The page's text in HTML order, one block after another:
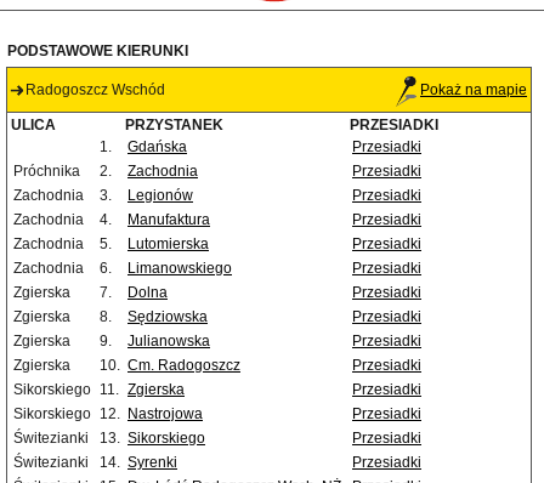
PODSTAWOWE KIERUNKI
Radogoszcz Wschód Pokaż na mapie
ULICA PRZYSTANEK
PRZESIADKI
1.
Gdańska
Przesiadki
Próchnika
2. Zachodnia
Przesiadki
Zachodnia
3. Legionów
Przesiadki
Zachodnia
4. Manufaktura
Przesiadki
Zachodnia
5. Lutomierska
Przesiadki
Zachodnia
6. Limanowskiego
Przesiadki
Zgierska
7. Dolna
Przesiadki
Zgierska
8. Sędziowska
Przesiadki
Zgierska
9. Julianowska
Przesiadki
Zgierska
10. Cm. Radogoszcz
Przesiadki
Sikorskiego 11. Zgierska
Przesiadki
Sikorskiego 12. Nastrojowa
Przesiadki
Świtezianki
13. Sikorskiego
Przesiadki
Świtezianki
14. Syrenki
Przesiadki